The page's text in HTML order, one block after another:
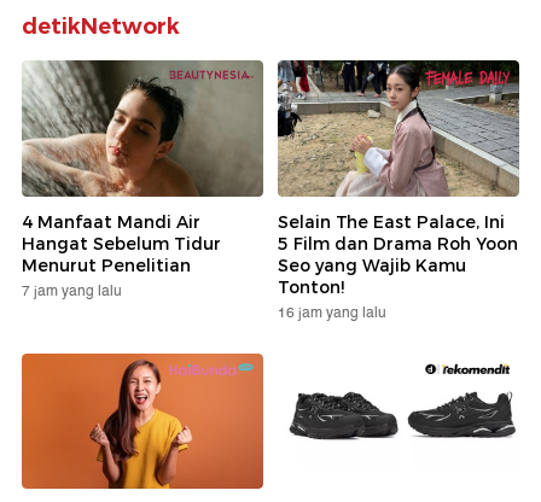
detikNetwork
4 Manfaat Mandi Air
Hangat Sebelum Tidur
Menurut Penelitian
7 jam yang lalu
Selain The East Palace, Ini
5 Film dan Drama Roh Yoon
Seo yang Wajib Kamu
Tonton!
16 jam yang lalu